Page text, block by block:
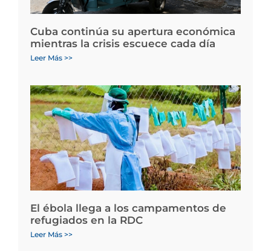
Cuba continúa su apertura económica
mientras la crisis escuece cada día
Leer Más >>
El ébola llega a los campamentos de
refugiados en la RDC
Leer Más >>